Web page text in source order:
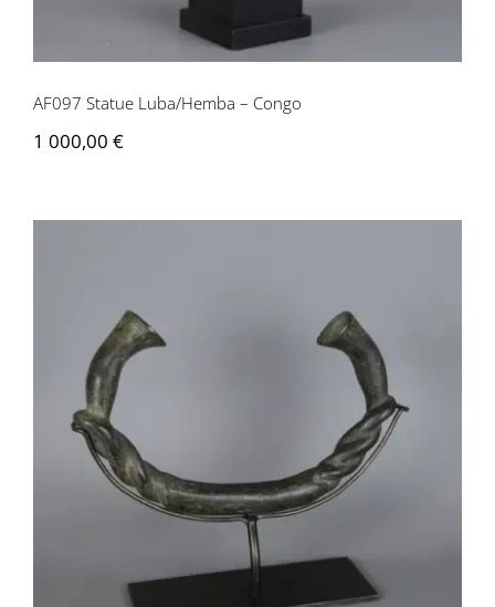
AF097 Statue Luba/Hemba – Congo
1 000,00 €
AF098 Torque / Monnaie – Nigéria